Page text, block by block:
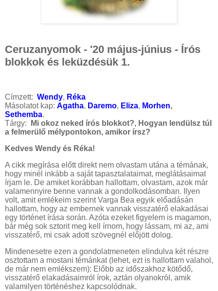
Ceruzanyomok - '20 május-június - Írós
blokkok és leküzdésük 1.
Címzett: Wendy, Réka
Másolatot kap: Agatha, Daremo, Eliza, Morhen,
Sethemba.
Tárgy:
Mi okoz neked írós blokkot?, Hogyan lendülsz túl
a felmerülő mélypontokon, amikor írsz?
Kedves Wendy és Réka!
A cikk megírása előtt direkt nem olvastam utána a témának,
hogy minél inkább a saját tapasztalataimat, meglátásaimat
írjam le. De amiket korábban hallottam, olvastam, azok már
valamennyire benne vannak a gondolkodásomban. Ilyen
volt, amit emlékeim szerint Varga Bea egyik előadásán
hallottam, hogy az embernek vannak visszatérő elakadásai
egy történet írása során. Azóta ezeket figyelem is magamon,
bár még sok sztorit meg kell írnom, hogy lássam, mi az, ami
visszatérő, mi csak adott szövegnél előjött dolog.
Mindenesetre ezen a gondolatmeneten elindulva két részre
osztottam a mostani témánkat (lehet, ezt is hallottam valahol,
de már nem emlékszem): Előbb az időszakhoz kötődő,
visszatérő elakadásaimról írok, aztán olyanokról, amik
valamilyen történéshez kapcsolódnak.